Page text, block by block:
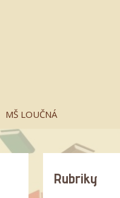
MŠ LOUČNÁ
Rubriky